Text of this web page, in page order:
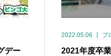
デー
2022.05.06 ブ
2021年度卒